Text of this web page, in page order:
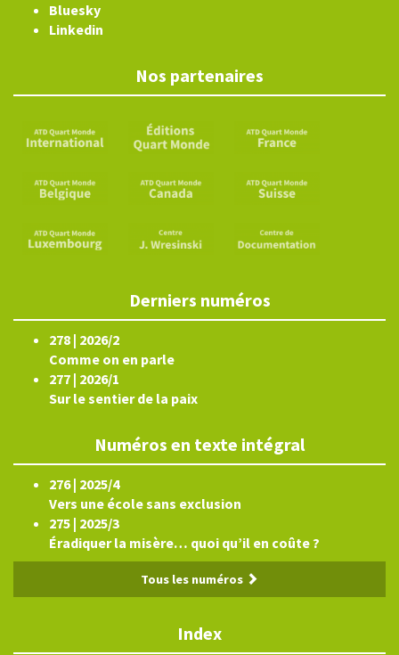
Bluesky
Linkedin
Nos partenaires
Derniers numéros
278 | 2026/2
Comme on en parle
277 | 2026/1
Sur le sentier de la paix
Numéros en texte intégral
276 | 2025/4
Vers une école sans exclusion
275 | 2025/3
Éradiquer la misère… quoi qu’il en coûte ?
Tous les numéros
Index